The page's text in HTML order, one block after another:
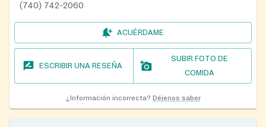
(740) 742-2060
ACUÉRDAME
ESCRIBIR UNA RESEÑA
SUBIR FOTO DE
COMIDA
¿Información incorrecta? Déjenos saber